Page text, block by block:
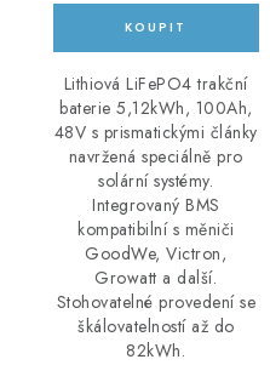
Lithiová LiFePO4 trakční
baterie 5,12kWh, 100Ah,
48V s prismatickými články
navržená speciálně pro
solární systémy.
Integrovaný BMS
kompatibilní s měniči
GoodWe, Victron,
Growatt a další.
Stohovatelné provedení se
škálovatelností až do
82kWh.